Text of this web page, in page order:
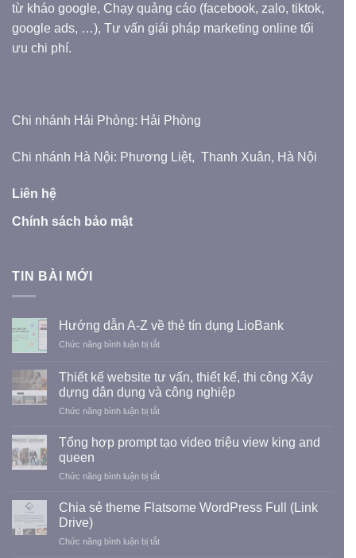
từ kháo google, Chạy quảng cáo (facebook, zalo, tiktok,
google ads, …), Tư vấn giái pháp marketing online tối
ưu chi phí.
Chi nhánh Hải Phòng: Hải Phòng
Chi nhánh Hà Nội: Phương Liệt, Thanh Xuân, Hà Nội
Liên hệ
Chính sách bảo mật
TIN BÀI MỚI
Hướng dẫn A-Z về thẻ tín dụng LioBank
Chức năng bình luận bị tắtở
A-
Z
về
tín
dụng
Thiết kế website tư vấn, thiết kế, thi công Xây
dựng dân dụng và công nghiệp
Chức năng bình luận bị tắtở
kế
website
vấn,
kế,
Xây
Tổng hợp prompt tạo video triệu view king and
queen
Chức năng bình luận bị tắtở
hợp
video
Chia sẻ theme Flatsome WordPress Full (Link
Drive)
Chức năng bình luận bị tắtở